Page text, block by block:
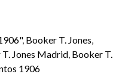
, Booker T. Jones,
Jones Madrid, Booker T.
1906